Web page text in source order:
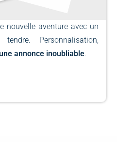
nouvelle aventure avec un
Personnalisation,
annonce inoubliable.